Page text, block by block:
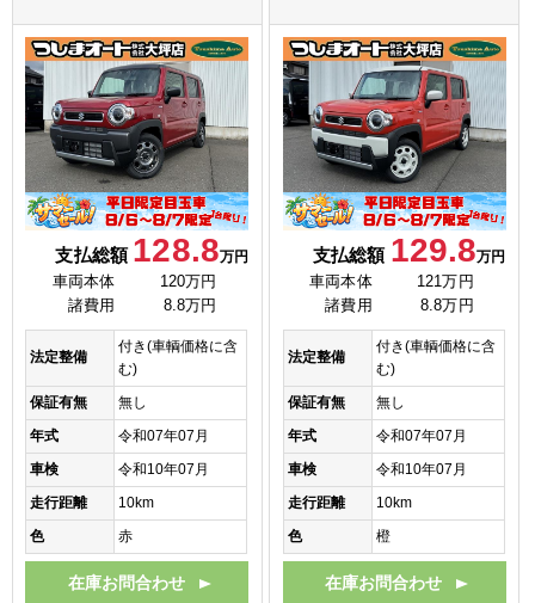
支払総額 128.8万円
車両本体
120万円
諸費用
8.8万円
法定整備
付き(車輌価格に含
む)
保証有無
無し
年式
令和07年07月
車検
令和10年07月
走行距離
10km
色
赤
在庫お問合わせ
支払総額 129.8万円
車両本体
121万円
諸費用
8.8万円
法定整備
付き(車輌価格に含
む)
保証有無
無し
年式
令和07年07月
車検
令和10年07月
走行距離
10km
色
橙
在庫お問合わせ